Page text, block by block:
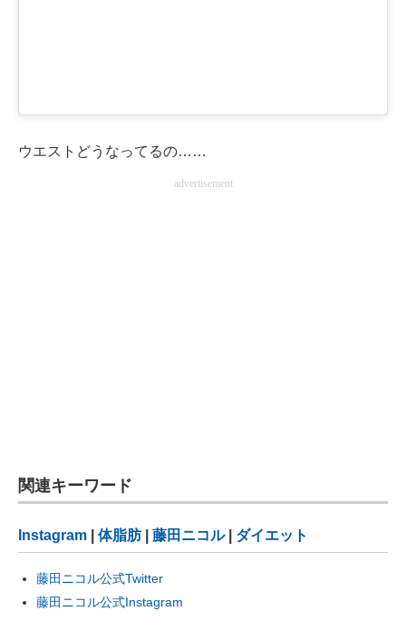
ウエストどうなってるの……
advertisement
関連キーワード
Instagram 体脂肪| 藤田ニコル| ダイエット
藤田ニコル公式Twitter
藤田ニコル公式Instagram